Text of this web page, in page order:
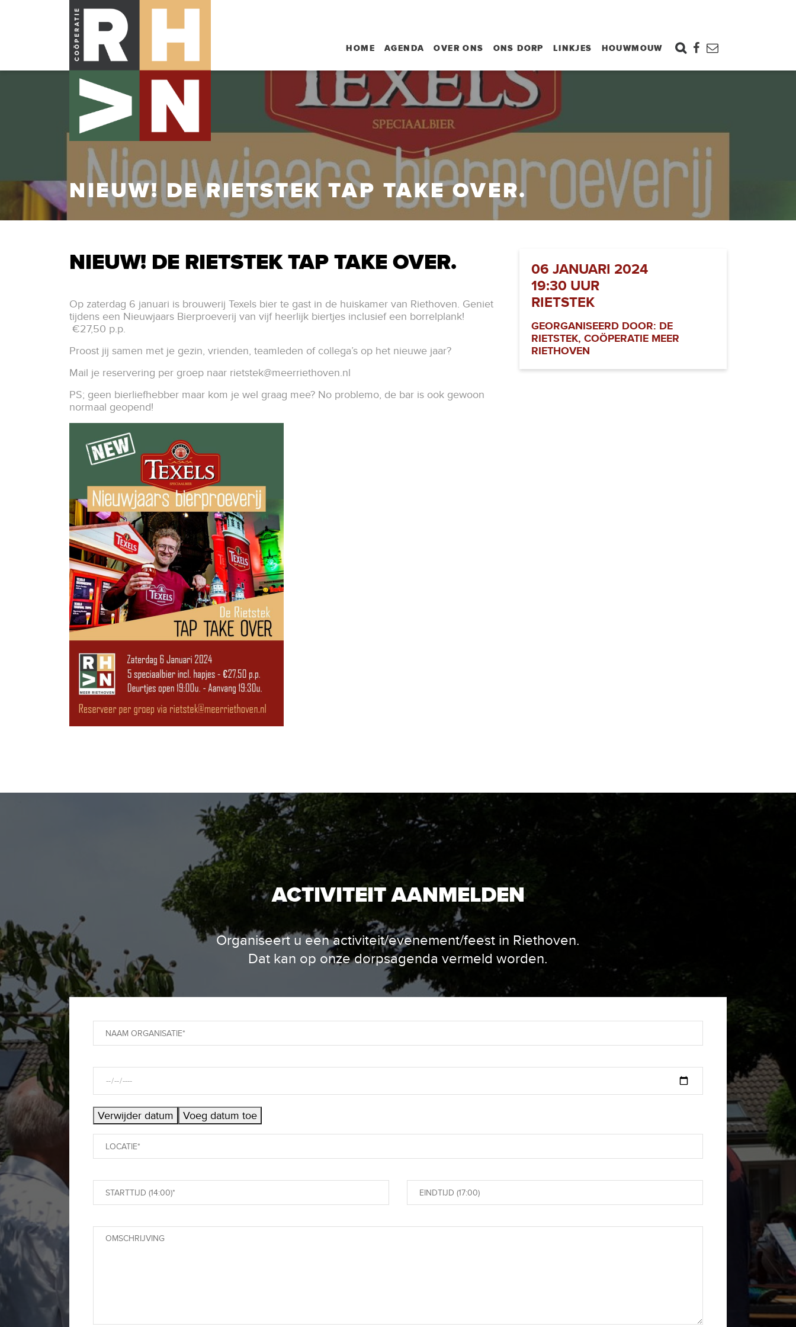
HOME AGENDA OVER ONS ONS DORP LINKJES HOUWMOUW
NIEUW! DE RIETSTEK TAP TAKE OVER.
NIEUW! DE RIETSTEK TAP TAKE OVER.
Op zaterdag 6 januari is brouwerij Texels bier te gast in de huiskamer van Riethoven. Geniet
tijdens een Nieuwjaars Bierproeverij van vijf heerlijk biertjes inclusief een borrelplank!
€27,50 p.p.
Proost jij samen met je gezin, vrienden, teamleden of collega’s op het nieuwe jaar?
Mail je reservering per groep naar rietstek@meerriethoven.nl
PS; geen bierliefhebber maar kom je wel graag mee? No problemo, de bar is ook gewoon
normaal geopend!
06 JANUARI 2024
19:30 UUR
RIETSTEK
GEORGANISEERD DOOR: DE
RIETSTEK, COÖPERATIE MEER
RIETHOVEN
ACTIVITEIT AANMELDEN
Organiseert u een activiteit/evenement/feest in Riethoven.
Dat kan op onze dorpsagenda vermeld worden.
Verwijder datum Voeg datum toe